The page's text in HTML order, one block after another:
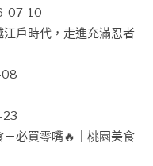
07-10
戶時代，走進充滿忍者
必買零嘴🔥｜桃園美食